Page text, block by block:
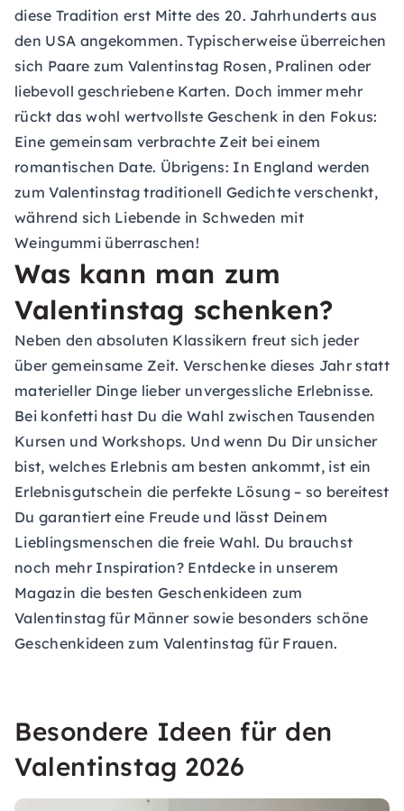
diese Tradition erst Mitte des 20. Jahrhunderts aus
den USA angekommen. Typischerweise überreichen
sich Paare zum Valentinstag Rosen, Pralinen oder
liebevoll geschriebene Karten. Doch immer mehr
rückt das wohl wertvollste Geschenk in den Fokus:
Eine gemeinsam verbrachte Zeit bei einem
romantischen Date. Übrigens: In England werden
zum Valentinstag traditionell Gedichte verschenkt,
während sich Liebende in Schweden mit
Weingummi überraschen!
Was kann man zum
Valentinstag schenken?
Neben den absoluten Klassikern freut sich jeder
über gemeinsame Zeit. Verschenke dieses Jahr statt
materieller Dinge lieber unvergessliche Erlebnisse.
Bei konfetti hast Du die Wahl zwischen Tausenden
Kursen und Workshops. Und wenn Du Dir unsicher
bist, welches Erlebnis am besten ankommt, ist ein
Erlebnisgutschein die perfekte Lösung – so bereitest
Du garantiert eine Freude und lässt Deinem
Lieblingsmenschen die freie Wahl. Du brauchst
noch mehr Inspiration? Entdecke in unserem
Magazin die bestenGeschenkideen zum
Valentinstag für Männer sowie besonders schöne
Geschenkideen zum Valentinstag für Frauen.
Besondere Ideen für den
Valentinstag 2026